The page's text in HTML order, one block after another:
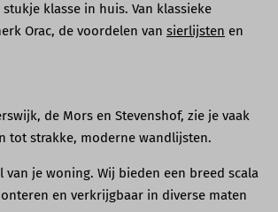
klasse in huis. Van klassieke
Orac, de voordelen van sierlijsten en
de Mors en Stevenshof, zie je vaak
tot strakke, moderne wandlijsten.
van je woning. Wij bieden een breed scala
en verkrijgbaar in diverse maten